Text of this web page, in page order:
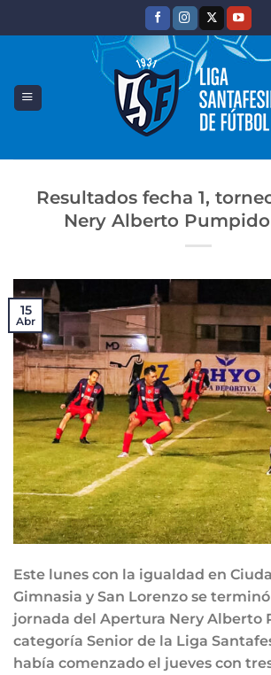
Resultados fecha 1,
Nery Alberto
15
Abr
Este lunes con la igualdad en
Gimnasia y San Lorenzo se
jornada del Apertura Nery Alberto
categoría Senior de la Liga
había comenzado el jueves con